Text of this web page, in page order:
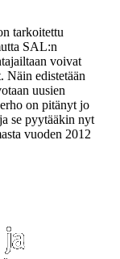
tarkoitettu
SAL:n
voivat
Näin edistetään
uusien
on pitänyt jo
se pyytääkin nyt
vuoden 2012